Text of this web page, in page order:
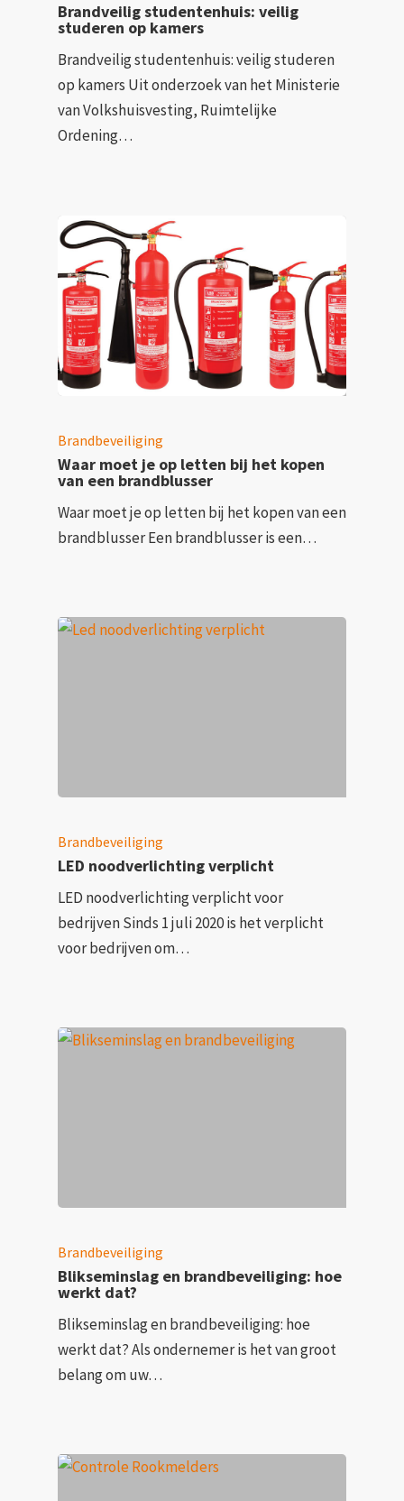
Brandveilig studentenhuis: veilig
studeren op kamers
Brandveilig studentenhuis: veilig studeren
op kamers Uit onderzoek van het Ministerie
van Volkshuisvesting, Ruimtelijke
Ordening…
Brandbeveiliging
Waar moet je op letten bij het kopen
van een brandblusser
Waar moet je op letten bij het kopen van een
brandblusser Een brandblusser is een…
Brandbeveiliging
LED noodverlichting verplicht
LED noodverlichting verplicht voor
bedrijven Sinds 1 juli 2020 is het verplicht
voor bedrijven om…
Brandbeveiliging
Blikseminslag en brandbeveiliging: hoe
werkt dat?
Blikseminslag en brandbeveiliging: hoe
werkt dat? Als ondernemer is het van groot
belang om uw…